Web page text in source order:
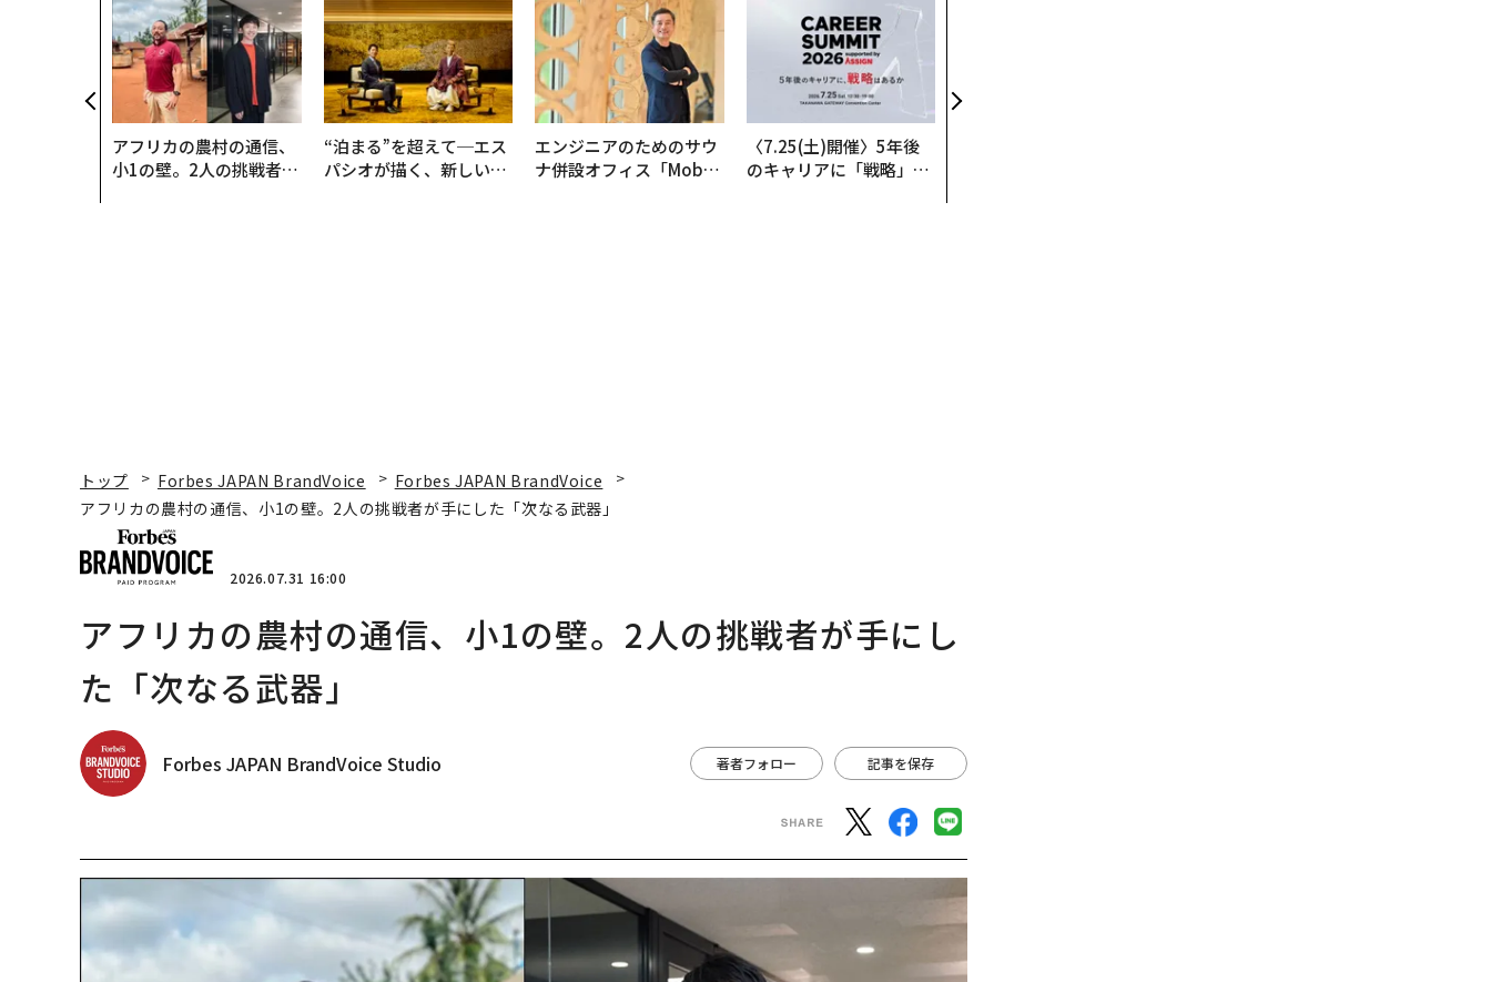
アフリカの農村の通信、
小1の壁。2人の挑戦者が
“泊まる”を超えて─エス
パシオが描く、新しい日
エンジニアのためのサウ
ナ併設オフィス「Mobiu
〈7.25(土)開催〉5年後
のキャリアに「戦略」は
ションの10年
トップ Forbes JAPAN BrandVoice
Forbes JAPAN BrandVoice
アフリカの農村の通信、小1の壁。2人の挑戦者が手にした「次なる武器」
2026.07.31 16:00
アフリカの農村の通信、小1の壁。2人の挑戦者が手にし
た「次なる武器」
Forbes JAPAN BrandVoice Studio 著者フォロー 記事を保存